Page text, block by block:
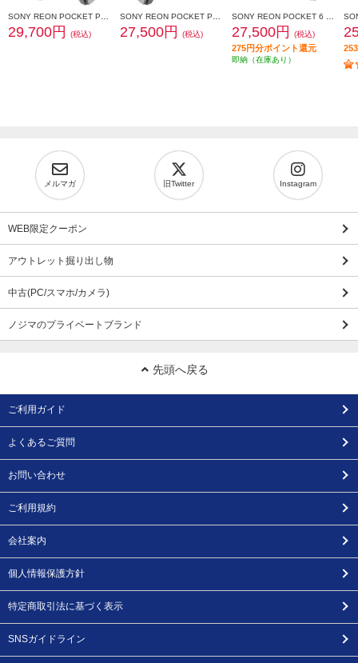
29,700円 (税込) 27,500円 (税込) 27,500円 (税込)
275円分ポイント還元
即納（在庫あり）
メルマガ 旧Twitter Instagram
WEB限定クーポン
アウトレット掘り出し物
中古(PC/スマホ/カメラ)
ノジマのプライベートブランド
先頭へ戻る
ご利用ガイド
よくあるご質問
お問い合わせ
ご利用規約
会社案内
個人情報保護方針
特定商取引法に基づく表示
SNSガイドライン